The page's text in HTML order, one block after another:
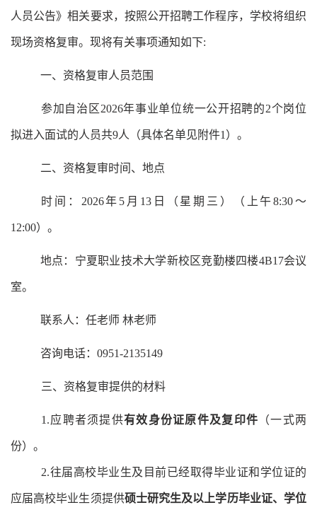
人员公告》相关要求，按照公开招聘工作程序，学校将组织
现场资格复审。 现将有关事项通知如下:
一、资格复审人员范围
参加自治区2026年事业单位统一公开招聘的2个岗位
拟进入面试的人员共9人（具体名单见附件1）。
二、资格复审时间、地点
时间： 2026年 5 月 13日 （星期 三 ） （上午8:30～
12:00） 。
地点：宁夏职业技术大学新校区竞勤楼四楼4B17会议
室。
联系人：任老师 林老师
咨询电话： 0951-2135149
三、 资格复审提供的材料
1.应聘者须提供有效身份证原件及复印件 （一式两
份）。
2.往届高校毕业生及目前已经取得毕业证和学位证的
应届高校毕业生须提供硕士研究生及以上学历毕业证、学位